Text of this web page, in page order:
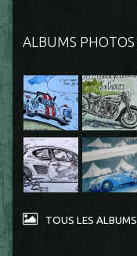
ALBUMS PHOTOS
TOUS LES ALBUMS